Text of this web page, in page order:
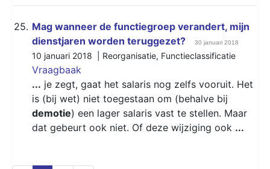
25. Mag wanneer de functiegroep verandert, mijn
dienstjaren worden teruggezet?
30 januari 2018
10 januari 2018 | Reorganisatie, Functieclassificatie
Vraagbaak
... je zegt, gaat het salaris nog zelfs vooruit. Het
is (bij wet) niet toegestaan om (behalve bij
demotie) een lager salaris vast te stellen. Maar
dat gebeurt ook niet. Of deze wijziging ook ...